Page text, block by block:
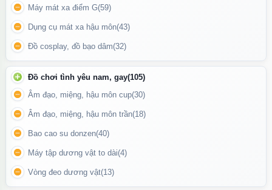
những vùng nhạy cảm.
Máy mát xa điểm G(59)
Dụng cụ mát xa hậu môn(43)
Đồ cosplay, đồ bạo dâm(32)
Đồ chơi tình yêu nam, gay(105)
Âm đạo, miệng, hậu môn cup(30)
Âm đạo, miệng, hậu môn trần(18)
Bao cao su donzen(40)
Máy tập dương vật to dài(4)
Vòng đeo dương vật(13)